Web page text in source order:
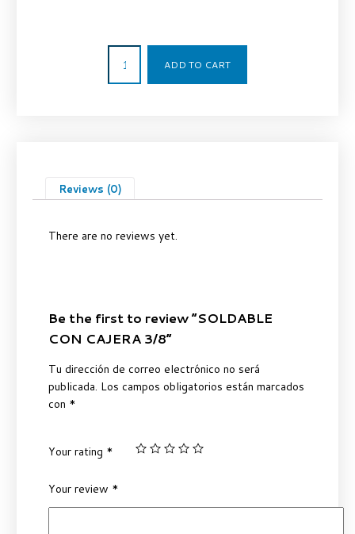
ADD TO CART
Reviews (0)
There are no reviews yet.
Be the first to review “SOLDABLE
CON CAJERA 3/8”
Tu dirección de correo electrónico no será
publicada. Los campos obligatorios están marcados
con *
Your rating *
Your review *